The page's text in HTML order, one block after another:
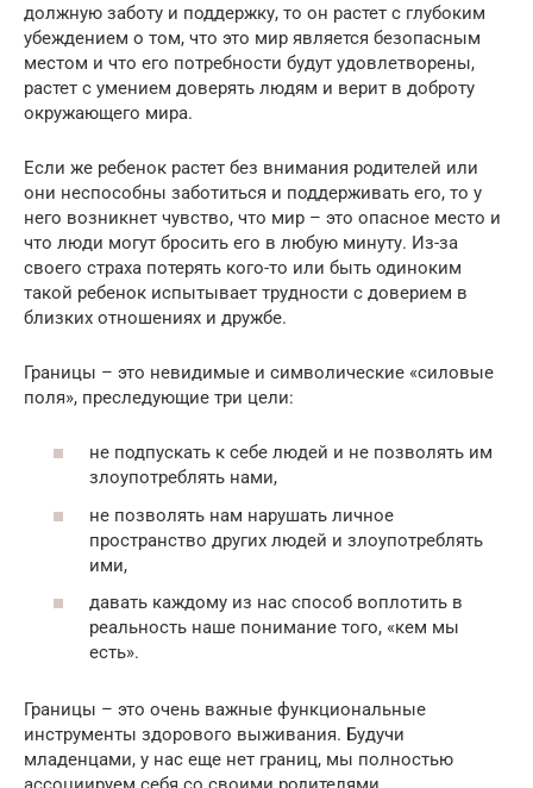
должную заботу и поддержку, то он растет с глубоким
убеждением о том, что это мир является безопасным
местом и что его потребности будут удовлетворены,
растет с умением доверять людям и верит в доброту
окружающего мира.
Если же ребенок растет без внимания родителей или
они неспособны заботиться и поддерживать его, то у
него возникнет чувство, что мир – это опасное место и
что люди могут бросить его в любую минуту. Из-за
своего страха потерять кого-то или быть одиноким
такой ребенок испытывает трудности с доверием в
близких отношениях и дружбе.
Границы – это невидимые и символические «силовые
поля», преследующие три цели:
не подпускать к себе людей и не позволять им
злоупотреблять нами,
не позволять нам нарушать личное
пространство других людей и злоупотреблять
ими,
давать каждому из нас способ воплотить в
реальность наше понимание того, «кем мы
есть».
Границы – это очень важные функциональные
инструменты здорового выживания. Будучи
младенцами, у нас еще нет границ, мы полностью